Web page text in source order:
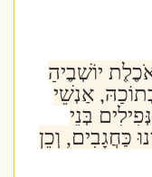
יוֹשְׁבֶיהָ
אַנְשֵׁי
בְּנֵי
כַּחֲגָבִים, וְכֵן